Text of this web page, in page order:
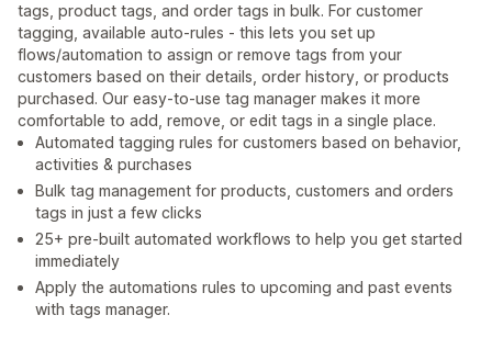
tags, product tags, and order tags in bulk. For customer
tagging, available auto-rules - this lets you set up
flows/automation to assign or remove tags from your
customers based on their details, order history, or products
purchased. Our easy-to-use tag manager makes it more
comfortable to add, remove, or edit tags in a single place.
Automated tagging rules for customers based on behavior,
activities & purchases
Bulk tag management for products, customers and orders
tags in just a few clicks
25+ pre-built automated workflows to help you get started
immediately
Apply the automations rules to upcoming and past events
with tags manager.